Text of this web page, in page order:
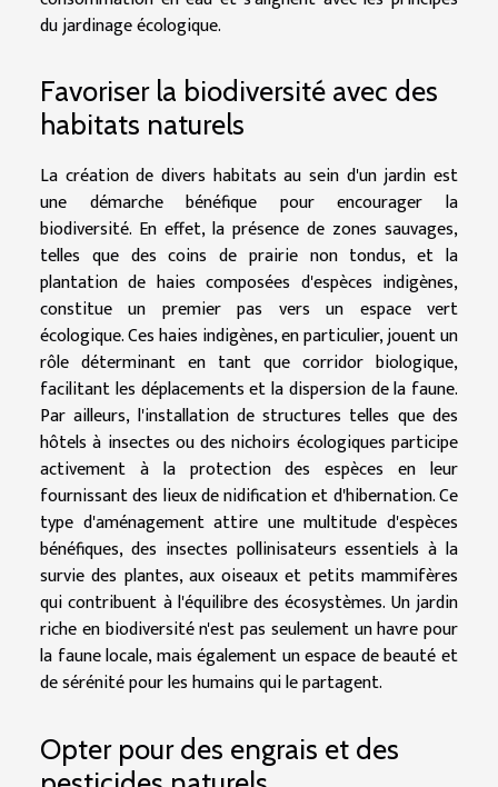
du jardinage écologique.
Favoriser la biodiversité avec des
habitats naturels
La création de divers habitats au sein d'un jardin est
une démarche bénéfique pour encourager la
biodiversité. En effet, la présence de zones sauvages,
telles que des coins de prairie non tondus, et la
plantation de haies composées d'espèces indigènes,
constitue un premier pas vers un espace vert
écologique. Ces haies indigènes, en particulier, jouent un
rôle déterminant en tant que corridor biologique,
facilitant les déplacements et la dispersion de la faune.
Par ailleurs, l'installation de structures telles que des
hôtels à insectes ou des nichoirs écologiques participe
activement à la protection des espèces en leur
fournissant des lieux de nidification et d'hibernation. Ce
type d'aménagement attire une multitude d'espèces
bénéfiques, des insectes pollinisateurs essentiels à la
survie des plantes, aux oiseaux et petits mammifères
qui contribuent à l'équilibre des écosystèmes. Un jardin
riche en biodiversité n'est pas seulement un havre pour
la faune locale, mais également un espace de beauté et
de sérénité pour les humains qui le partagent.
Opter pour des engrais et des